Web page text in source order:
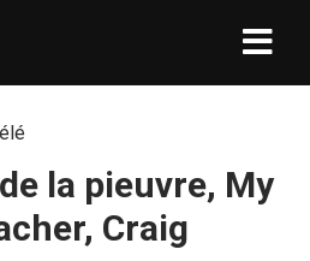
la pieuvre, My
Craig